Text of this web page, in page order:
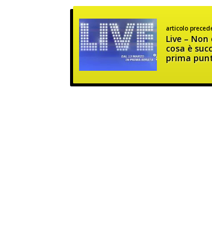
articolo
Live – Non
cosa è
prima